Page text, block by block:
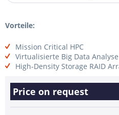
Vorteile:
Mission Critical HPC
Virtualisierte Big Data Analyse
High-Density Storage RAID
Price on request